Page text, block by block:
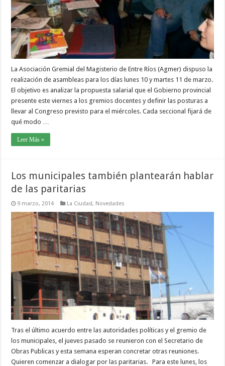
La Asociación Gremial del Magisterio de Entre Ríos (Agmer) dispuso la
realización de asambleas para los días lunes 10 y martes 11 de marzo.
El objetivo es analizar la propuesta salarial que el Gobierno provincial
presente este viernes a los gremios docentes y definir las posturas a
llevar al Congreso previsto para el miércoles. Cada seccional fijará de
qué modo …
Leer Más »
Los municipales también plantearán hablar
de las paritarias
9 marzo, 2014 La Ciudad, Novedades
Tras el último acuerdo entre las autoridades políticas y el gremio de
los municipales, el jueves pasado se reunieron con el Secretario de
Obras Publicas y esta semana esperan concretar otras reuniones.
Quieren comenzar a dialogar por las paritarias. Para este lunes, los